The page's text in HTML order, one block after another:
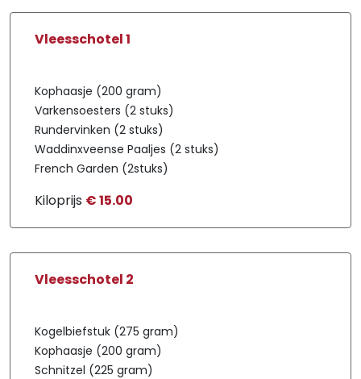
Vleesschotel 1
Kophaasje (200 gram)
Varkensoesters (2 stuks)
Rundervinken (2 stuks)
Waddinxveense Paaljes (2 stuks)
French Garden (2stuks)
Kiloprijs € 15.00
Vleesschotel 2
Kogelbiefstuk (275 gram)
Kophaasje (200 gram)
Schnitzel (225 gram)